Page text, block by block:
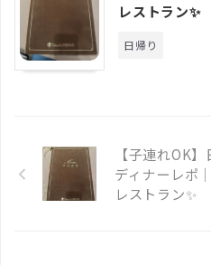
レストラン✨
日帰り
【子連れOK
ディナーレポ
レストラン✨